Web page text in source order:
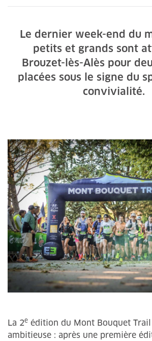
Le dernier week-end du
petits et grands sont
Brouzet-lès-Alès pour
placées sous le signe du
convivialité.
La 2e édition du Mont Bouquet Trail
ambitieuse : après une première